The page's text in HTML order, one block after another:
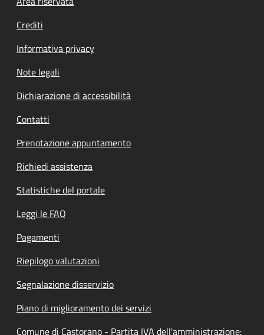
Crediti
Informativa privacy
Note legali
Dichiarazione di accessibilità
Contatti
Prenotazione appuntamento
Richiedi assistenza
Statistiche del portale
Leggi le FAQ
Pagamenti
Riepilogo valutazioni
Segnalazione disservizio
Piano di miglioramento dei servizi
Comune di Castorano - Partita IVA dell'amministrazione: